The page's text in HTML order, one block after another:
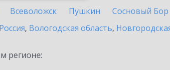
Всеволожск Пушкин Сосновый Бор
Россия, Вологодская область,
регионе: